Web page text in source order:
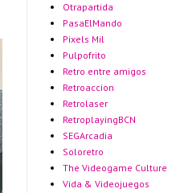
Otrapartida
PasaElMando
Pixels Mil
Pulpofrito
Retro entre amigos
Retroaccion
Retrolaser
RetroplayingBCN
SEGArcadia
Soloretro
The Videogame Culture
Vida & Videojuegos